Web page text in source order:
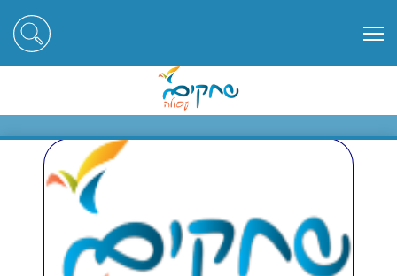
ריקודים קובנים - ריקודים קובניים
מתחי